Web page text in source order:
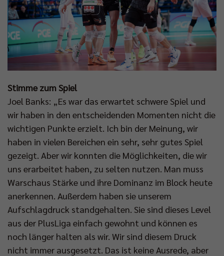
Stimme zum Spiel
Joel Banks: „Es war das erwartet schwere Spiel und
wir haben in den entscheidenden Momenten nicht die
wichtigen Punkte erzielt. Ich bin der Meinung, wir
haben in vielen Bereichen ein sehr, sehr gutes Spiel
gezeigt. Aber wir konnten die Möglichkeiten, die wir
uns erarbeitet haben, zu selten nutzen. Man muss
Warschaus Stärke und ihre Dominanz im Block heute
anerkennen. Außerdem haben sie unserem
Aufschlagdruck standgehalten. Sie sind dieses Level
aus der PlusLiga einfach gewohnt und können es
noch länger halten als wir. Wir sind diesem Druck
nicht immer ausgesetzt. Das ist keine Ausrede, aber